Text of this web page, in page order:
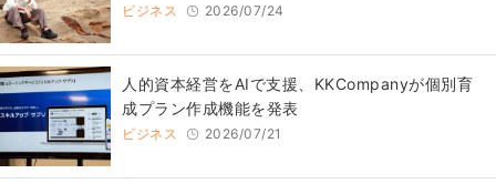
ビジネス 2026/07/24
人的資本経営をAIで支援、KKCompanyが個別育
成プラン作成機能を発表
ビジネス 2026/07/21